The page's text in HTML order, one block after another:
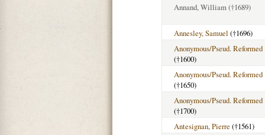
Annand, William(†1689)
Annesley, Samuel (†1696)
Anonymous/Pseud. Reformed
(†1600)
Anonymous/Pseud. Reformed
(†1650)
Anonymous/Pseud. Reformed
(†1700)
Antesignan, Pierre (†1561)